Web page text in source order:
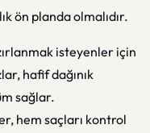
ön planda olmalıdır.
isteyenler için
hafif dağınık
sağlar.
hem saçları kontrol